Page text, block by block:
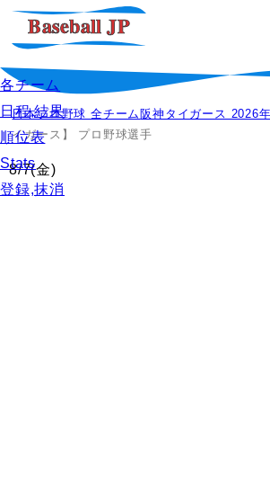
各チーム
日程,結果
順位表
Stats
登録,抹消
日本プロ野球 全チーム 阪神タイガース 2026年
イガース】 プロ野球選手
8/7(金)